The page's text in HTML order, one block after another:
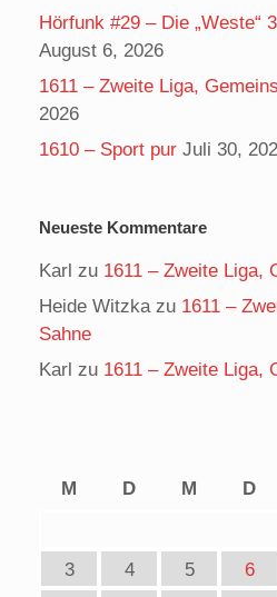
Hörfunk #29 – Die „Weste“
August 6, 2026
1611 – Zweite Liga,
2026
1610 – Sport pur Juli 30,
Neueste Kommentare
Karl zu 1611 – Zweite Liga,
Heide Witzkazu 1611 –
Sahne
Karl zu 1611 – Zweite Liga,
M
D M D
3
4 5 6